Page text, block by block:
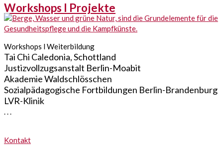
Workshops I Projekte
Workshops l Weiterbildung
Tai Chi Caledonia, Schottland
Justizvollzugsanstalt Berlin-Moabit
Akademie Waldschlösschen
Sozialpädagogische Fortbildungen Berlin-Brandenburg
LVR-Klinik
. . .
Kontakt